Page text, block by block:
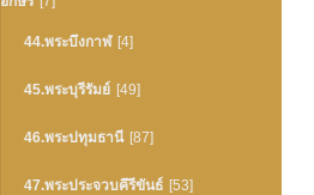
44.พระบึงกาฬ [4]
45.พระบุรีรัมย์ [49]
46.พระปทุมธานี [87]
47.พระประจวบคึรีขันธ์ [53]